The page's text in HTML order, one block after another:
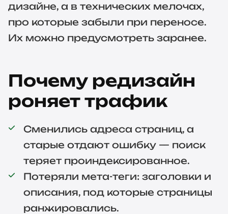
дизайне, а в технических мелочах,
про которые забыли при переносе.
Их можно предусмотреть заранее.
Почему редизайн
роняет трафик
Сменились адреса страниц, а
старые отдают ошибку — поиск
теряет проиндексированное.
Потеряли мета-теги: заголовки и
описания, под которые страницы
ранжировались.